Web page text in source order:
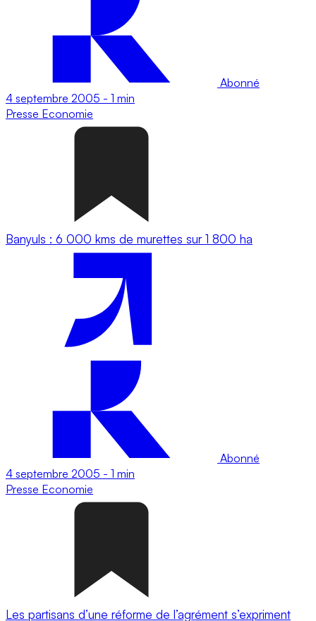
Abonné
4 septembre 2005 - 1 min
Presse Economie
Banyuls : 6 000 kms de murettes sur 1 800 ha
Abonné
4 septembre 2005 - 1 min
Presse Economie
Les partisans d’une réforme de l’agrément s’expriment